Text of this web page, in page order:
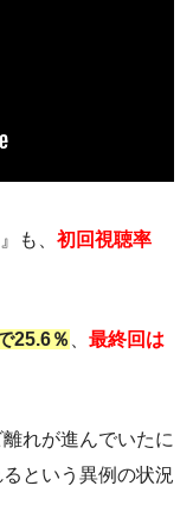
も、 初回視聴率
25.6％
最終回は
れが進んでいたに
という異例の状況